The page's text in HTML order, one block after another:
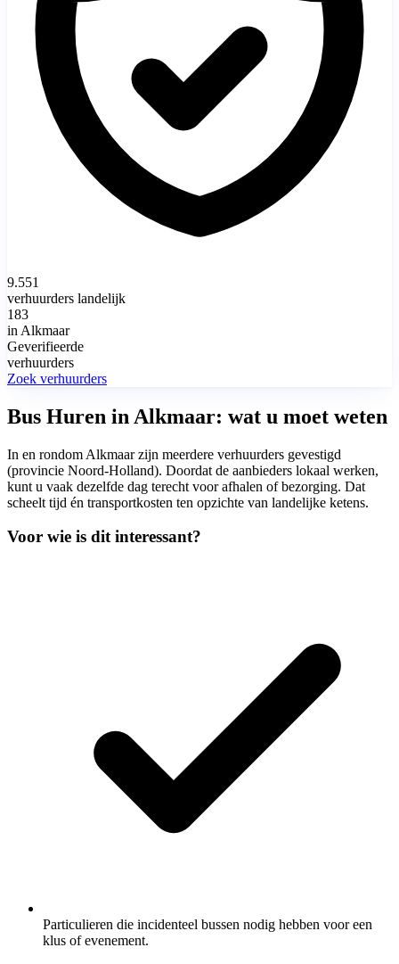
9.551
verhuurders landelijk
183
in Alkmaar
Geverifieerde
verhuurders
Zoek verhuurders
Bus Huren in Alkmaar: wat u moet weten
In en rondom Alkmaar zijn meerdere verhuurders gevestigd
(provincie Noord-Holland). Doordat de aanbieders lokaal werken,
kunt u vaak dezelfde dag terecht voor afhalen of bezorging. Dat
scheelt tijd én transportkosten ten opzichte van landelijke ketens.
Voor wie is dit interessant?
Particulieren die incidenteel bussen nodig hebben voor een
klus of evenement.